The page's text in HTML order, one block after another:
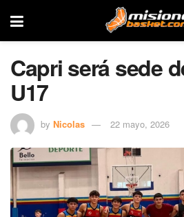
Capri será sede
U17
by Nicolas 22 mayo, 2026